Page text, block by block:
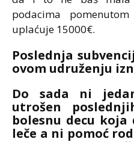
podacima
uplaćuje 15000€.
Poslednja
ovom udruženju
Do sada ni
utrošen
bolesnu decu koja
leče a ni pomoć